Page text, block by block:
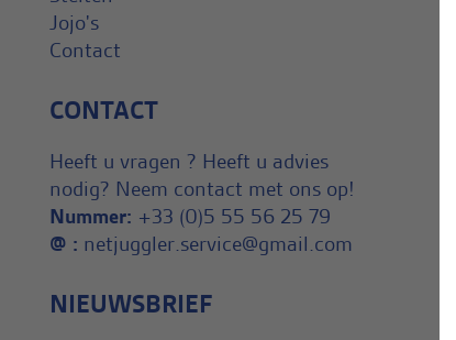
Jojo's
Contact
CONTACT
Heeft u vragen ? Heeft u advies
nodig? Neem contact met ons op!
Nummer: +33 (0)5 55 56 25 79
@ : netjuggler.service@gmail.com
NIEUWSBRIEF